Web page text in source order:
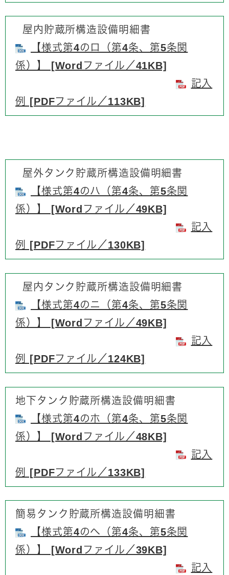
屋内貯蔵所構造設備明細書
【様式第4のロ（第4条、第5条関
係）】 [Wordファイル／41KB]
記入
例 [PDFファイル／113KB]
屋外タンク貯蔵所構造設備明細書
【様式第4のハ（第4条、第5条関
係）】 [Wordファイル／49KB]
記入
例 [PDFファイル／130KB]
屋内タンク貯蔵所構造設備明細書
【様式第4のニ（第4条、第5条関
係）】​ [Wordファイル／49KB]
記入
例 [PDFファイル／124KB]
地下タンク貯蔵所構造設備明細書
【様式第4のホ（第4条、第5条関
係）】​ [Wordファイル／48KB]
記入
例 [PDFファイル／133KB]
簡易タンク貯蔵所構造設備明細書
【様式第4のヘ（第4条、第5条関
係）】 [Wordファイル／39KB]
記入